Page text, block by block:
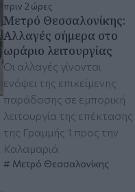
πριν 2 ώρες
Μετρό Θεσσαλονίκης:
Αλλαγές σήμερα στο
ωράριο λειτουργίας
Οι αλλαγές γίνονται
ενόψει της επικείμενης
παράδοσης σε εμπορική
λειτουργία της επέκτασης
της Γραμμής 1 προς την
Καλαμαριά
Μετρό Θεσσαλονίκης